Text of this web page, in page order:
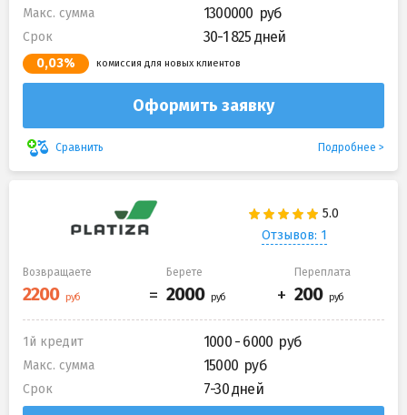
Макс. сумма 1300000
Срок 30-1 825 дней
0,03% комиссия для новых клиентов
Оформить заявку
Сравнить Подробнее
Отзывов: 1
Возвращаете Берете Переплата
1й кредит 1000 - 6000
Макс. сумма 15000
Срок 7-30 дней